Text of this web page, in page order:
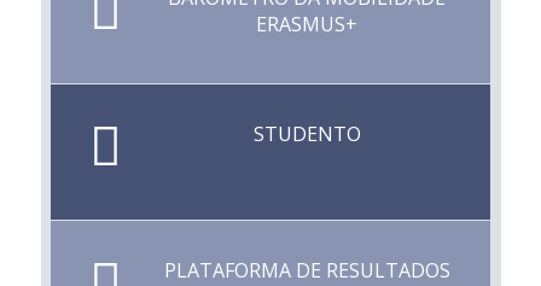
ERASMUS+
STUDENTO
PLATAFORMA DE RESULTADOS